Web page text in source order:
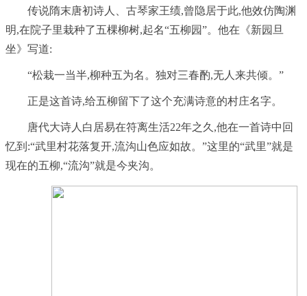
传说隋末唐初诗人、古琴家王绩,曾隐居于此,他效仿陶渊
明,在院子里栽种了五棵柳树,起名“五柳园”。他在《新园旦
坐》写道:
“松栽一当半,柳种五为名。独对三春酌,无人来共倾。”
正是这首诗,给五柳留下了这个充满诗意的村庄名字。
唐代大诗人白居易在符离生活22年之久,他在一首诗中回
忆到:“武里村花落复开,流沟山色应如故。”这里的“武里”就是
现在的五柳,“流沟”就是今夹沟。